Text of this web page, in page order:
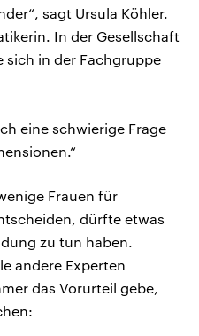
sagt Ursula Köhler.
In der Gesellschaft
in der Fachgruppe
eine schwierige Frage
Frauen für
dürfte etwas
zu tun haben.
andere Experten
das Vorurteil gebe,